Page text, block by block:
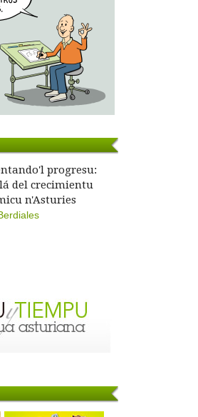
progresu:
del crecimientu
n'Asturies